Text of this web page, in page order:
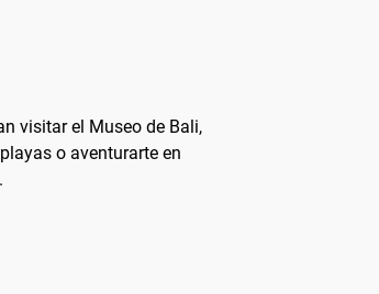
visitar el Museo de Bali,
o aventurarte en